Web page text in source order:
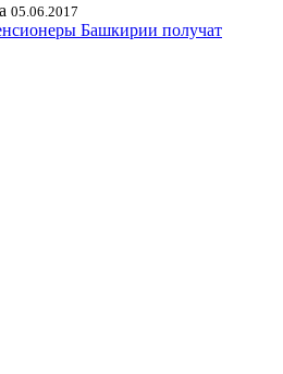
05.06.2017
Башкирии получат